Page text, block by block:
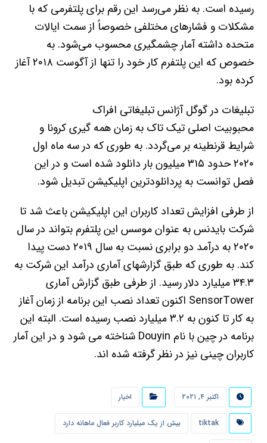
رسیده است. به نظر می‌رسد این رقم برای پلتفرمی که با
مشکلات و فشارهای مختلفی خصوصاً از سمت ایالات
متحده داشته آمار چشمگیری محسوب می‌شود. به
خصوص که این پلتفرم کار خود را تنها از آگوست ۲۰۱۸ آغاز
کرده بود.
تبلیغات در گوگل آژانس تبلیغاتی افراک
محبوبیت اصلی تیک تاک به زمان همه گیری کرونا و
شرایط قرنطینه بر می‌گردد. به طوری که در سه ماه اول
۲۰۲۰ حدود ۳۱۵ میلیون بار دانلود شده است و در این
فصل توانست به پردانلودترین اپلیکیشن تبدیل شود.
از طرفی افزایش تعداد کاربران این اپلیکیشن باعث شد تا
شرکت بایدنس به عنوان موسس این پلتفرم بتواند در سال
۲۰۲۰ به درآمد دو برابری نسبت به سال ۲۰۱۹ دست پیدا
کند. به طوری که طبق گزارشهای آماری درآمد این شرکت به
۳۴.۳ میلیارد دلار رسید. از طرفی طبق گزارش آماری
SensorTower اکنون تعداد نصب این برنامه از زمان آغاز
به کار تا کنون به ۳.۲ میلیارد نصب رسیده است. البته این
برنامه در چین با نام Douyin شناخته می شود و در این آمار
کاربران چینی نیز در نظر گرفته شده اند.
اکتبر ۴, ۲۰۲۱ اخبار
tiktak بیش از یک میلیارد کاربر فعال ماهانه دارد